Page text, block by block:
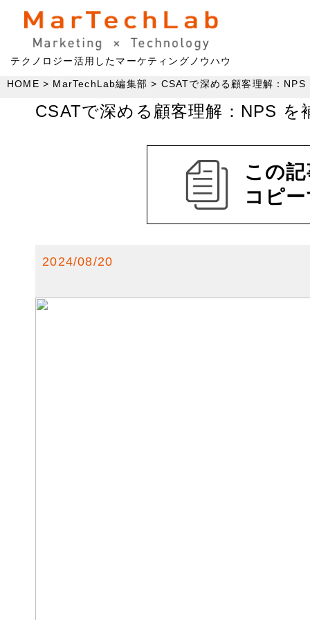
テクノロジー活用したマーケティングノウハウ
HOME MarTechLab編集部 CSATで深める顧客理解：
CSATで深める顧客理解：NPS を
この
コピ
2024/08/20